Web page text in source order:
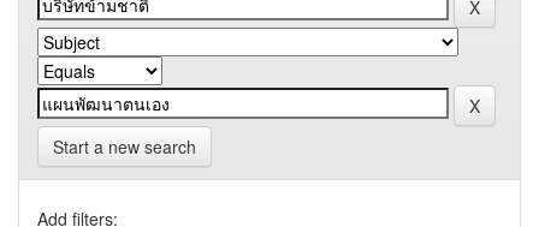
Start a new search
Add filters: